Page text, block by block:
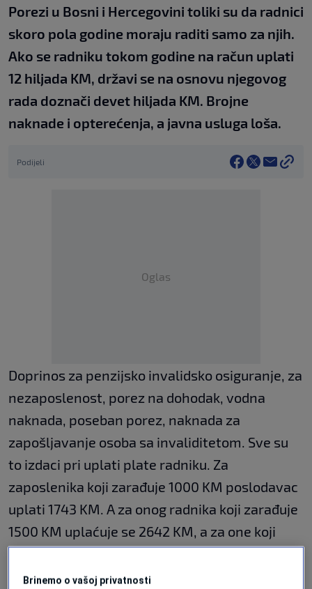
Porezi u Bosni i Hercegovini toliki su da radnici
skoro pola godine moraju raditi samo za njih.
Ako se radniku tokom godine na račun uplati
12 hiljada KM, državi se na osnovu njegovog
rada doznači devet hiljada KM. Brojne
naknade i opterećenja, a javna usluga loša.
Podijeli
Oglas
Doprinos za penzijsko invalidsko osiguranje, za
nezaposlenost, porez na dohodak, vodna
naknada, poseban porez, naknada za
zapošljavanje osoba sa invaliditetom. Sve su
to izdaci pri uplati plate radniku. Za
zaposlenika koji zarađuje 1000 KM poslodavac
uplati 1743 KM. A za onog radnika koji zarađuje
1500 KM uplaćuje se 2642 KM, a za one koji
imaju neto platu dvije hiljade KM uplati se 3541
KM. Dakle, ukupan iznos za plaćene poreze,
Brinemo o vašoj privatnosti